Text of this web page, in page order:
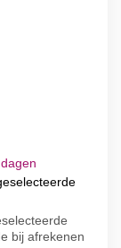
bij afrekenen